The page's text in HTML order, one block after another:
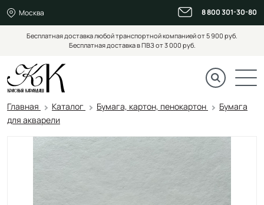
Москва 8 800 301-30-80
Бесплатная доставка любой транспортной компанией от 5 900 руб.
Бесплатная доставка в ПВЗ от 3 000 руб.
Главная Каталог Бумага, картон, пенокартон
Бумага
для акварели